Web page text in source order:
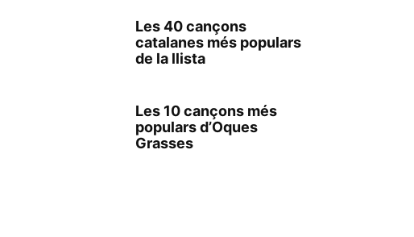
Les 40 cançons
catalanes més populars
de la llista
Les 10 cançons més
populars d’Oques
Grasses